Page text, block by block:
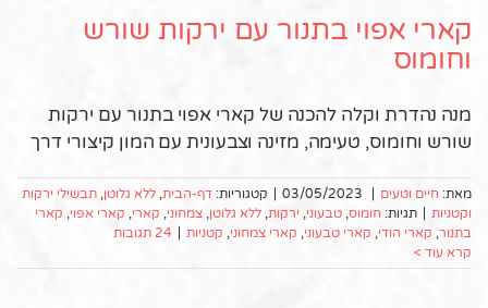
קארי אפוי בתנור עם ירקות שורש
וחומוס
מנה נהדרת וקלה להכנה של קארי אפוי בתנור עם ירקות
שורש וחומוס, טעימה, מזינה וצבעונית עם המון קיצורי דרך
מאת: חיים וטעים 03/05/2023 קטגוריות: דף-הבית, ללא גלוטן, תבשילי ירקות
וקטניות
תגיות: חומוס, טבעוני, ירקות, ללא גלוטן, צמחוני, קארי, קארי אפוי, קארי
בתנור, קארי הודי, קארי טבעוני, קארי צמחוני, קטניות
24 תגובות
קרא עוד >